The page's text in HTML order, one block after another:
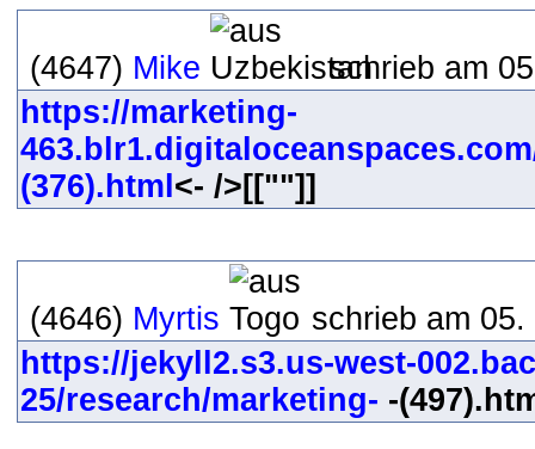
(4647) Mike
schrieb am
https://marketing-
(376).html <- />[[""]]
(4646) Myrtis
schrieb am
https://jekyll2.s3.us-west-
25/research/marketing- -